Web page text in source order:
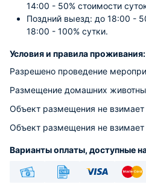
14:00 - 50% стоимости
Поздний выезд: до 18:00 -
18:00 - 100% сутки.
Условия и правила проживания:
Разрешено проведение
Размещение домашних
Объект размещения не взимает
Объект размещения не взимает
Варианты оплаты, доступные